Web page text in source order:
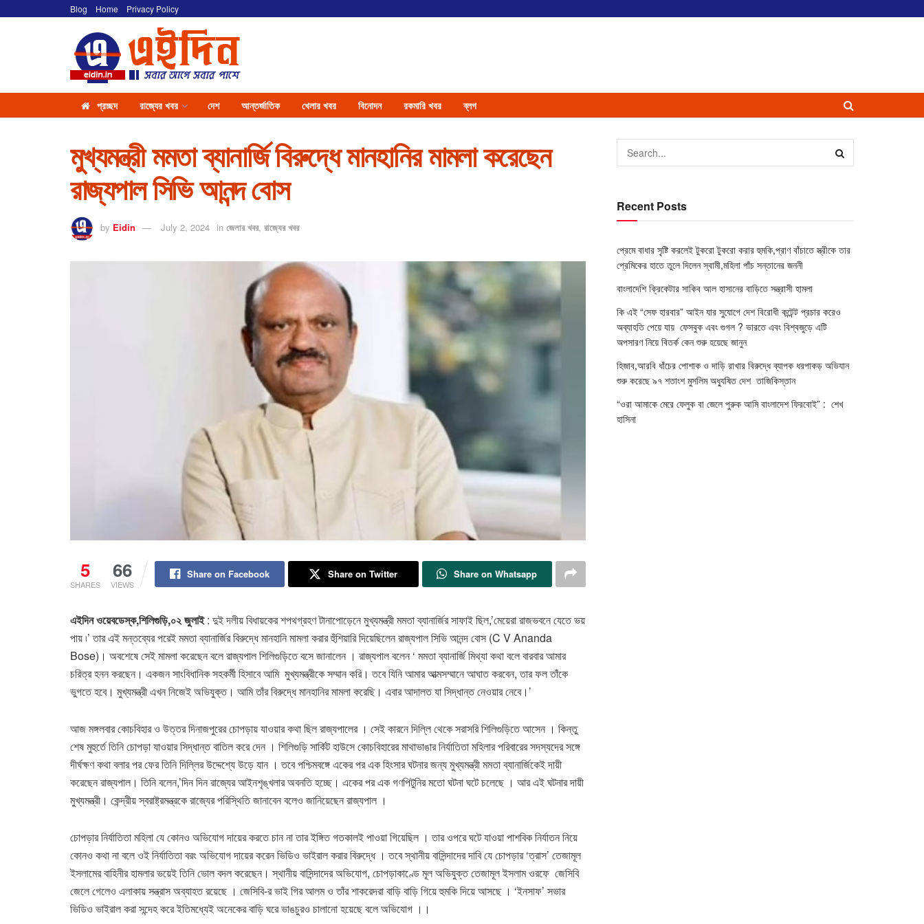
Blog Home Privacy Policy
প্রচ্ছদ রাজ্যের খবর দেশ আন্তর্জাতিক খেলার খবর বিনোদন রকমারি খবর ব্লগ
মুখ্যমন্ত্রী মমতা ব্যানার্জি বিরুদ্ধে মানহানির মামলা করেছেন
রাজ্যপাল সিভি আনন্দ বোস
by Eidin July 2, 2024 in জেলার খবর, রাজ্যের খবর
5
SHARES
66
VIEWS
Share on Facebook Share on Twitter Share on Whatsapp
এইদিন ওয়েবডেস্ক,শিলিগুড়ি,০২ জুলাই: দুই দলীয় বিধায়কের শপথগ্রহণ টানাপোড়েনে মুখ্যমন্ত্রী মমতা ব্যানার্জির সাফাই ছিল,’মেয়েরা রাজভবনে যেতে ভয়
পায় ৷’ তার এই মন্তব্যের পরেই মমতা ব্যানার্জির বিরুদ্ধে মানহানি মামলা করার হুঁশিয়ারি দিয়েছিলেন রাজ্যপাল সিভি আনন্দ বোস (C V Ananda
Bose)। অবশেষে সেই মামলা করেছেন বলে রাজ্যপাল শিলিগুড়িতে বসে জানালেন । রাজ্যপাল বলেন ‘ মমতা ব্যানার্জি মিথ্যা কথা বলে বারবার আমার
চরিত্র হনন করছেন। একজন সাংবিধানিক সহকর্মী হিসাবে আমি মুখ্যমন্ত্রীকে সম্মান করি। তবে যিনি আমার আত্মসম্মানে আঘাত করবেন, তার ফল তাঁকে
ভুগতে হবে। মুখ্যমন্ত্রী এখন নিজেই অভিযুক্ত। আমি তাঁর বিরুদ্ধে মানহানির মামলা করেছি। এবার আদালত যা সিদ্ধান্ত নেওয়ার নেবে।’
আজ মঙ্গলবার কোচবিহার ও উত্তর দিনাজপুরের চোপড়ায় যাওয়ার কথা ছিল রাজ্যপালের । সেই কারনে দিল্লি থেকে সরাসরি শিলিগুড়িতে আসেন । কিন্তু
শেষ মুহুর্তে তিনি চোপড়া যাওয়ার সিদ্ধান্ত বাতিল করে দেন । শিলিগুড়ি সার্কিট হাউসে কোচবিহারের মাথাভাঙার নির্যাতিতা মহিলার পরিবারের সদস্যদের সঙ্গে
দীর্ঘক্ষণ কথা বলার পর ফের তিনি দিল্লির উদ্দেশ্যে উড়ে যান । তবে পশ্চিমবঙ্গে একের পর এক হিংসার ঘটনার জন্য মুখ্যমন্ত্রী মমতা ব্যানার্জিকেই দায়ী
করেছেন রাজ্যপাল। তিনি বলেন,’দিন দিন রাজ্যের আইনশৃঙ্খলার অবনতি হচ্ছে। একের পর এক গণপিটুনির মতো ঘটনা ঘটে চলেছে । আর এই ঘটনার দায়ী
মুখ্যমন্ত্রী। কেন্দ্রীয় স্বরাষ্ট্রমন্ত্রকে রাজ্যের পরিস্থিতি জানাবেন বলেও জানিয়েছেন রাজ্যপাল ।
চোপড়ার নির্যাতিতা মহিলা যে কোনও অভিযোগ দায়ের করতে চান না তার ইঙ্গিত গতকালই পাওয়া গিয়েছিল । তার ওপরে ঘটে যাওয়া পাশবিক নির্যাতন নিয়ে
কোনও কথা না বলে ওই নির্যাতিতা বরং অভিযোগ দায়ের করেন ভিডিও ভাইরাল করার বিরুদ্ধে । তবে স্থানীয় বাসিন্দাদের দাবি যে চোপড়ার ‘ত্রাস’ তেজামূল
ইসলামের বাহিনীর হামলার ভয়েই তিনি ভোল বদল করেছেন। স্থানীয় বাসিন্দাদের অভিযোগ, চোপড়াকাণ্ডে মূল অভিযুক্ত তেজামূল ইসলাম ওরফে জেসিবি
জেলে গেলেও এলাকায় সন্ত্রাস অব্যাহত রয়েছে । জেসিবি-র ভাই গির আলম ও তাঁর শাকরেদরা বাড়ি বাড়ি গিয়ে হুমকি দিয়ে আসছে । ‘ইনসাফ’ সভার
ভিডিও ভাইরাল করা সন্দেহ করে ইতিমধ্যেই অনেকের বাড়ি ঘরে ভাঙচুরও চালানো হয়েছে বলে অভিযোগ ।।
Recent Posts
প্রেমে বাধার সৃষ্টি করলেই টুকরো টুকরো করার হুমকি,প্রাণ বাঁচাতে স্ত্রীকে তার
প্রেমিকের হাতে তুলে দিলেন স্বামী,মহিলা পাঁচ সন্তানের জননী
বাংলাদেশি ক্রিকেটার সাকিব আল হাসানের বাড়িতে সন্ত্রাসী হামলা
কি এই “সেফ হারবার” আইন যার সুযোগে দেশ বিরোধী কন্টেন্ট প্রচার করেও
অব্যাহতি পেয়ে যায় ফেসবুক এবং গুগল ? ভারতে এবং বিশ্বজুড়ে এটি
অপসারণ নিয়ে বিতর্ক কেন শুরু হয়েছে জানুন
হিজাব,আরবি ধাঁচের পোশাক ও দাড়ি রাখার বিরুদ্ধে ব্যাপক ধরপাকড় অভিযান
শুরু করেছে ৯৭ শতাংশ মুসলিম অধ্যুষিত দেশ তাজিকিস্তান
“ওরা আমাকে মেরে ফেলুক বা জেলে পুরুক আমি বাংলাদেশ ফিরবোই” : শেখ
হাসিনা